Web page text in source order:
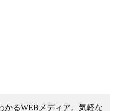
かるWEBメディア。気軽な